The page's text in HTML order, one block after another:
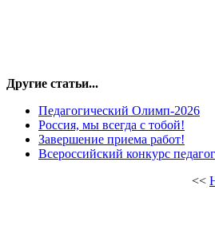
Другие статьи...
Педагогический Олимп-2026
Россия, мы всегда с тобой!
Завершение приема работ!
Всероссийский конкурс
<<